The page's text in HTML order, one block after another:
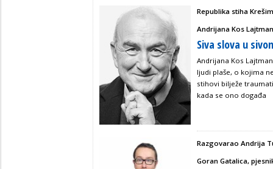
Republika stiha
Andrijana Kos
Siva slova u
Andrijana Kos
ljudi plaše, o kojima
stihovi bilježe
kada se ono događa
Razgovarao Andrija
Goran Gatalica,